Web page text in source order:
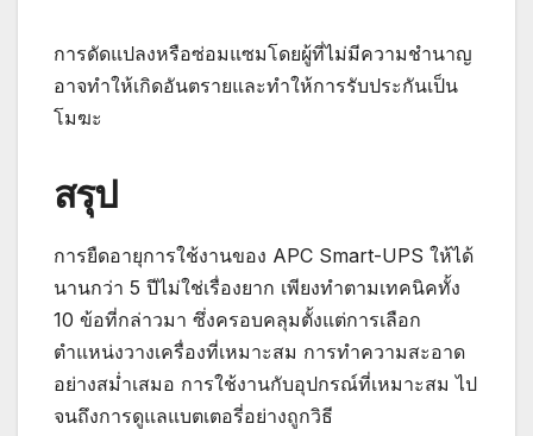
การดัดแปลงหรือซ่อมแซมโดยผู้ที่ไม่มีความชำนาญ
อาจทำให้เกิดอันตรายและทำให้การรับประกันเป็น
โมฆะ
สรุป
การยืดอายุการใช้งานของ APC Smart-UPS ให้ได้
นานกว่า 5 ปีไม่ใช่เรื่องยาก เพียงทำตามเทคนิคทั้ง
10 ข้อที่กล่าวมา ซึ่งครอบคลุมตั้งแต่การเลือก
ตำแหน่งวางเครื่องที่เหมาะสม การทำความสะอาด
อย่างสม่ำเสมอ การใช้งานกับอุปกรณ์ที่เหมาะสม ไป
จนถึงการดูแลแบตเตอรี่อย่างถูกวิธี